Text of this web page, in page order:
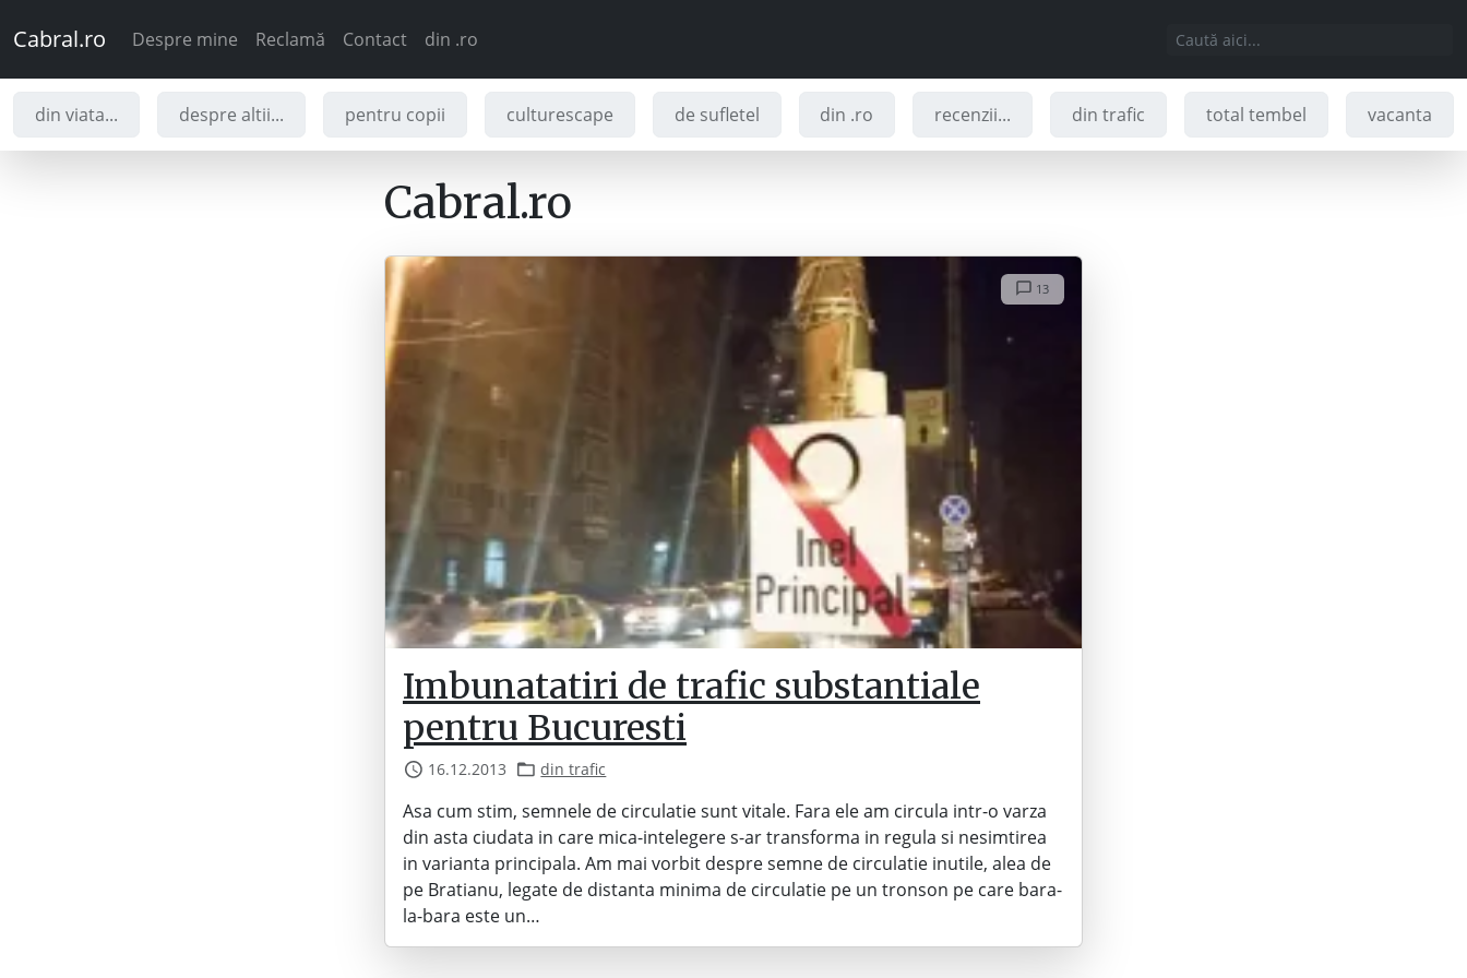
Cabral.ro Despre mine Reclamă Contact din .ro
din viata... despre altii... pentru copii culturescape de sufletel din .ro recenzii... din trafic total tembel vacanta
Cabral.ro
13
Imbunatatiri de trafic substantiale
pentru Bucuresti
16.12.2013 din trafic
Asa cum stim, semnele de circulatie sunt vitale. Fara ele am circula intr-o varza
din asta ciudata in care mica-intelegere s-ar transforma in regula si nesimtirea
in varianta principala. Am mai vorbit despre semne de circulatie inutile, alea de
pe Bratianu, legate de distanta minima de circulatie pe un tronson pe care bara-
la-bara este un…